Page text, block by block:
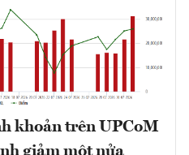
khoản trên UPCoM
giảm một nửa